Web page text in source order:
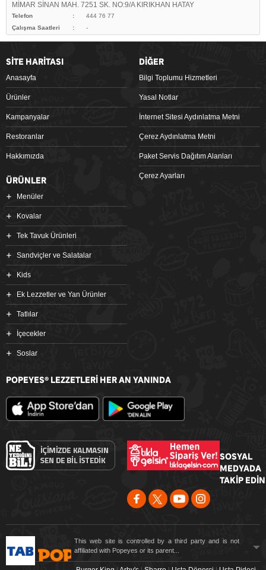
MİMAR SİNAN MAH. 7251 SK. NO:9/A KIRIKHAN HATAY
Telefon
444 76 77
Çalışma Saatleri
-
SİTE HARİTASI
Anasayfa
Ürünler
Kampanyalar
Restoranlar
Hakkımızda
DİĞER
Bilgi Toplumu Hizmetleri
Yasal Notlar
İnternet Sitesi Aydınlatma Metni
Çerez Aydınlatma Metni
Paket Servis Dağıtım Alanları
Çerez Ayarları
ÜRÜNLER
Menüler
Kovalar
Tek Tavuk Ürünleri
Sandviçler ve Salatalar
Kids
Ek Lezzetler ve Yan Ürünler
Tatlılar
İçecekler
Soslar
POPEYES® LEZZETLERİ HER AN YANINDA
SOSYAL
MEDYADA
TAKİP EDİN
This web site is controlled by a third party and is not
affiliated with Popeyes or its parent...